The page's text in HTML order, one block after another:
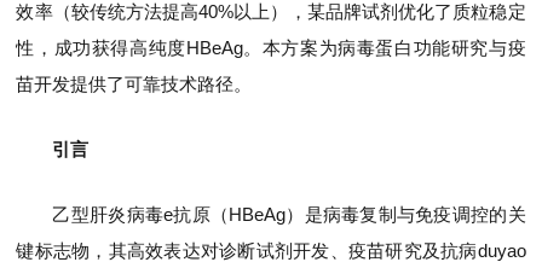
效率（较传统方法提高40%以上），某品牌试剂优化了质粒稳定
性，成功获得高纯度HBeAg。本方案为病毒蛋白功能研究与疫
苗开发提供了可靠技术路径。
引言
乙型肝炎病毒e抗原（HBeAg）是病毒复制与免疫调控的关
键标志物，其高效表达对诊断试剂开发、疫苗研究及抗病duyao